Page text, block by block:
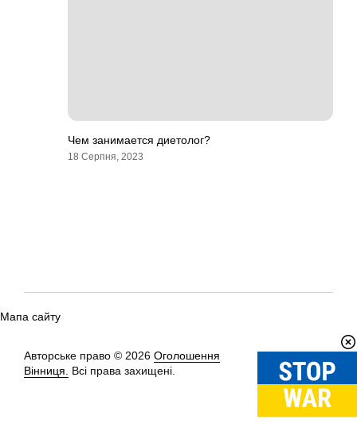
Чем занимается диетолог?
18 Серпня, 2023
Мапа сайту
Авторське право © 2026 Оголошення
Вінниця.
Всі права захищені.
Вгору↑